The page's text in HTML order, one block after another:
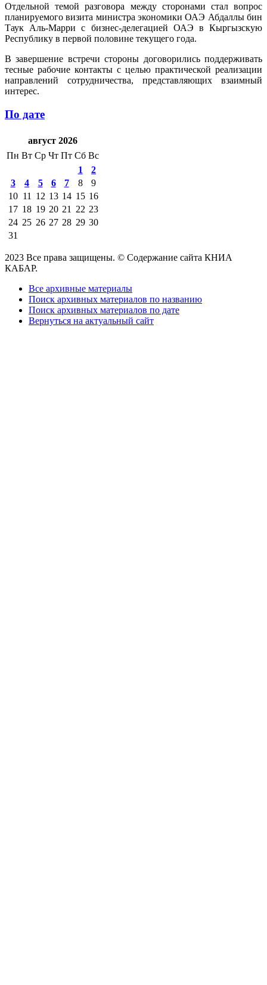
Отдельной темой разговора между сторонами стал вопрос
планируемого визита министра экономики ОАЭ Абдаллы бин
Таук Аль-Марри с бизнес-делегацией ОАЭ в Кыргызскую
Республику в первой половине текущего года.
В завершение встречи стороны договорились поддерживать
тесные рабочие контакты с целью практической реализации
направлений сотрудничества, представляющих взаимный
интерес.
По дате
август 2026
Пн Вт Ср Чт Пт Сб Вс
1
2
3
4 5 6 7 8
9
10 11 12 13 14 15 16
17 18 19 20 21 22 23
24 25 26 27 28 29 30
31
2023 Все права защищены. © Содержание сайта КНИА
КАБАР.
Все архивные материалы
Поиск архивных материалов по названию
Поиск архивных материалов по дате
Вернуться на актуальный сайт